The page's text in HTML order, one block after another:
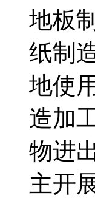
地板
纸制
地使
造加
物进
主开